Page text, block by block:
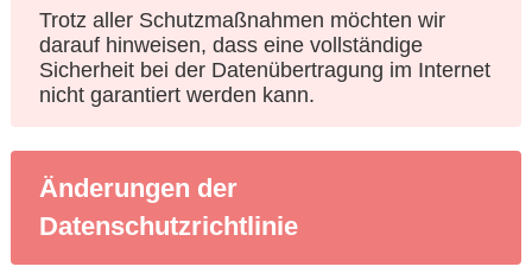
Trotz aller Schutzmaßnahmen möchten wir
darauf hinweisen, dass eine vollständige
Sicherheit bei der Datenübertragung im Internet
nicht garantiert werden kann.
Änderungen der
Datenschutzrichtlinie